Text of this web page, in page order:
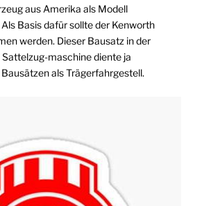
aus Amerika als Modell
Basis dafür sollte der Kenworth
werden. Dieser Bausatz in der
maschine diente ja
als Trägerfahrgestell.